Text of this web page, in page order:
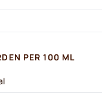
PER 100 ML